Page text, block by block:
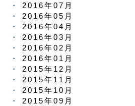
2016年07月
2016年05月
2016年04月
2016年03月
2016年02月
2016年01月
2015年12月
2015年11月
2015年10月
2015年09月